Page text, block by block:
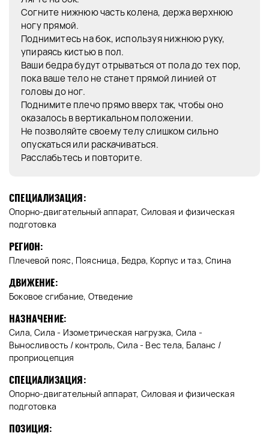
Согните нижнюю часть колена, держа верхнюю
ногу прямой.
Поднимитесь на бок, используя нижнюю руку,
упираясь кистью в пол.
Ваши бедра будут отрываться от пола до тех пор,
пока ваше тело не станет прямой линией от
головы до ног.
Поднимите плечо прямо вверх так, чтобы оно
оказалось в вертикальном положении.
Не позволяйте своему телу слишком сильно
опускаться или раскачиваться.
Расслабьтесь и повторите.
СПЕЦИАЛИЗАЦИЯ:
Опорно-двигательный аппарат, Силовая и физическая
подготовка
РЕГИОН:
Плечевой пояс, Поясница, Бедра, Корпус и таз, Спина
ДВИЖЕНИЕ:
Боковое сгибание, Отведение
НАЗНАЧЕНИЕ:
Сила, Сила - Изометрическая нагрузка, Сила -
Выносливость / контроль, Сила - Вес тела, Баланс /
проприоцепция
СПЕЦИАЛИЗАЦИЯ:
Опорно-двигательный аппарат, Силовая и физическая
подготовка
ПОЗИЦИЯ: